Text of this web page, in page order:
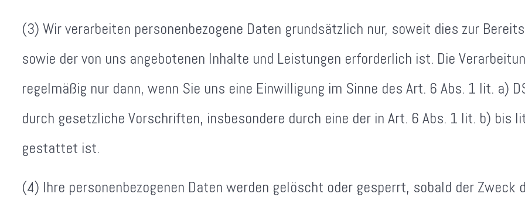
(3) Wir verarbeiten personenbezogene Daten grundsätzlich nur, soweit dies zur
sowie der von uns angebotenen Inhalte und Leistungen erforderlich ist. Die
regelmäßig nur dann, wenn Sie uns eine Einwilligung im Sinne des Art. 6 Abs. 1 lit. a)
durch gesetzliche Vorschriften, insbesondere durch eine der in Art. 6 Abs. 1 lit. b) bis
gestattet ist.
(4) Ihre personenbezogenen Daten werden gelöscht oder gesperrt, sobald der Zweck